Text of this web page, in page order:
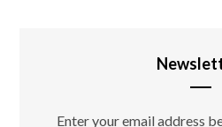
Enter your email address